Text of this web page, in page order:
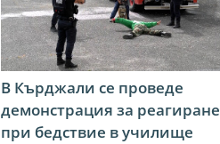
В Кърджали се проведе
демонстрация за реагиране
при бедствие в училище